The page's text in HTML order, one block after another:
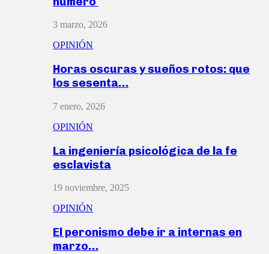
3 marzo, 2026
OPINIÓN
Horas oscuras y sueños rotos: que
los sesenta…
7 enero, 2026
OPINIÓN
La ingeniería psicológica de la fe
esclavista
19 noviembre, 2025
OPINIÓN
El peronismo debe ir a internas en
marzo…